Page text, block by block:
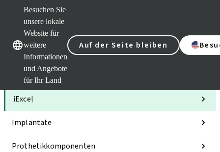
Besuchen Sie
unsere lokale
Website für
weitere
Informationen
und Angebote
für Ihr Land
Auf der Seite bleiben
Unsere MarkenUnsere Marken
Kategorien
iExcel
Implantate
Prothetikkomponenten